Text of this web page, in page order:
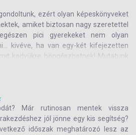
ezért olyan képeskönyveket
amiket biztosan nagy szeretettel
pici gyerekeket nem olyan
kivéve, ha van egy-két kifejezetten
kedvükre böngészhetnek! Mutatunk
Már rutinosan mentek vissza
jól jönne egy kis segítség?
időszak meghatározó lesz az